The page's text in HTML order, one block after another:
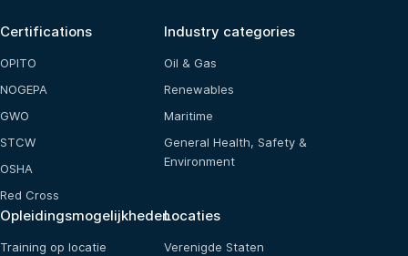
Certifications
OPITO
NOGEPA
GWO
STCW
OSHA
Red Cross
Industry categories
Oil & Gas
Renewables
Maritime
General Health, Safety &
Environment
Opleidingsmogelijkheden
Training op locatie
Locaties
Verenigde Staten